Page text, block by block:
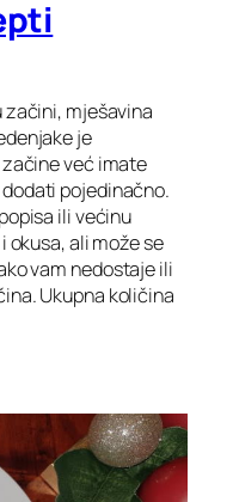
začini, mješavina
je
već imate
pojedinačno.
ili većinu
okusa, ali može se
vam nedostaje ili
Ukupna količina